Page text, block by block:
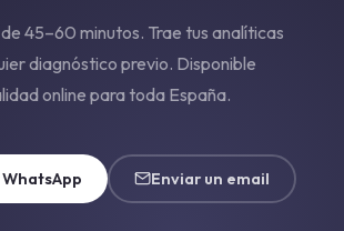
45–60 minutos. Trae tus analíticas
diagnóstico previo. Disponible
online para toda España.
Enviar un email